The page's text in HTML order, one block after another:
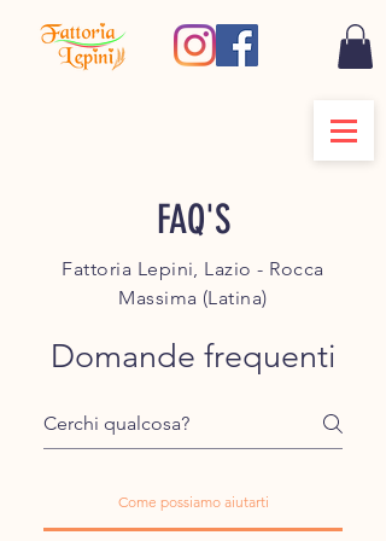
FAQ'S
Fattoria Lepini, Lazio - Rocca
Massima (Latina)
Domande frequenti
Come possiamo aiutarti